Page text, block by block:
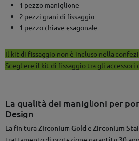
1 pezzo maniglione
2 pezzi grani di fissaggio
1 pezzo chiave esagonale
Il kit di fissaggio non è incluso nella
Scegliere il kit di fissaggio tra gli accessori
La qualità dei maniglioni per
Design
La finituraZirconium Golde Zirconium
trattamento di protezione garantito 30